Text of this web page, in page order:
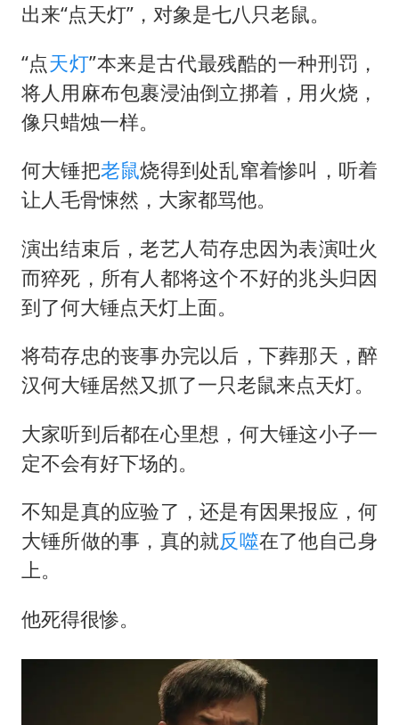
出来“点天灯”，对象是七八只老鼠。
“点天灯”本来是古代最残酷的一种刑罚，
将人用麻布包裹浸油倒立挷着，用火烧，
像只蜡烛一样。
何大锤把老鼠烧得到处乱窜着惨叫，听着
让人毛骨悚然，大家都骂他。
演出结束后，老艺人苟存忠因为表演吐火
而猝死，所有人都将这个不好的兆头归因
到了何大锤点天灯上面。
将苟存忠的丧事办完以后，下葬那天，醉
汉何大锤居然又抓了一只老鼠来点天灯。
大家听到后都在心里想，何大锤这小子一
定不会有好下场的。
不知是真的应验了，还是有因果报应，何
大锤所做的事，真的就反噬在了他自己身
上。
他死得很惨。